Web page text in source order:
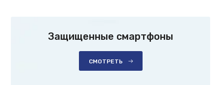
Защищенные смартфоны
СМОТРЕТЬ